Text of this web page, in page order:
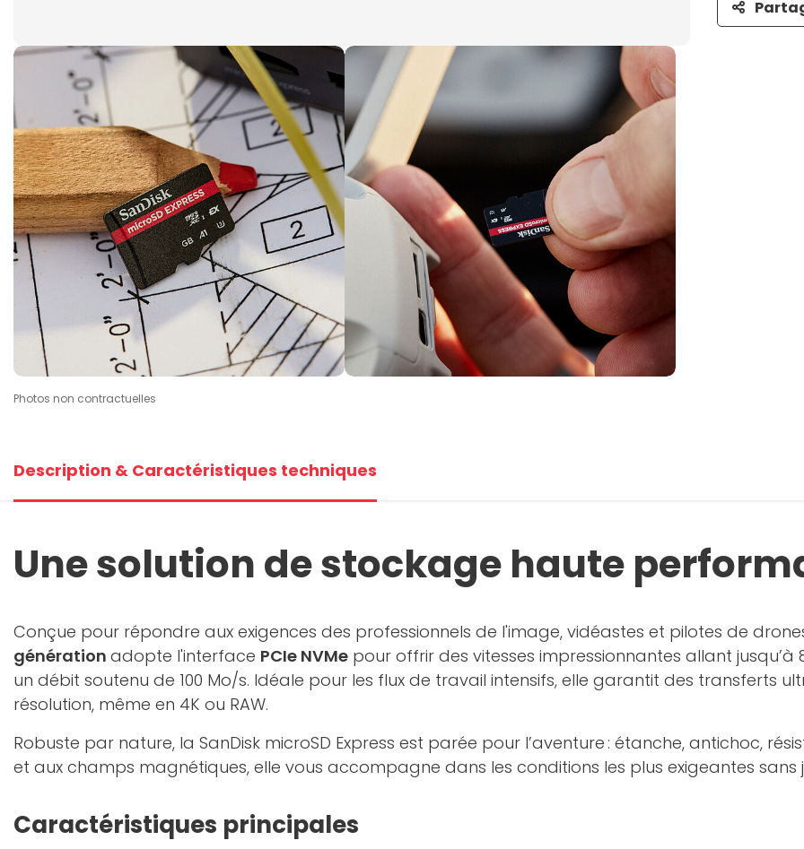
Photos non contractuelles
Description & Caractéristiques techniques
Une solution de stockage haute
Conçue pour répondre aux exigences des professionnels de l'image, vidéastes et pilotes de
génération adopte l'interface PCIe NVMe pour offrir des vitesses impressionnantes allant
un débit soutenu de 100 Mo/s. Idéale pour les flux de travail intensifs, elle garantit des transferts
résolution, même en 4K ou RAW.
Robuste par nature, la SanDisk microSD Express est parée pour l’aventure : étanche, antichoc,
et aux champs magnétiques, elle vous accompagne dans les conditions les plus exigeantes sans
Caractéristiques principales